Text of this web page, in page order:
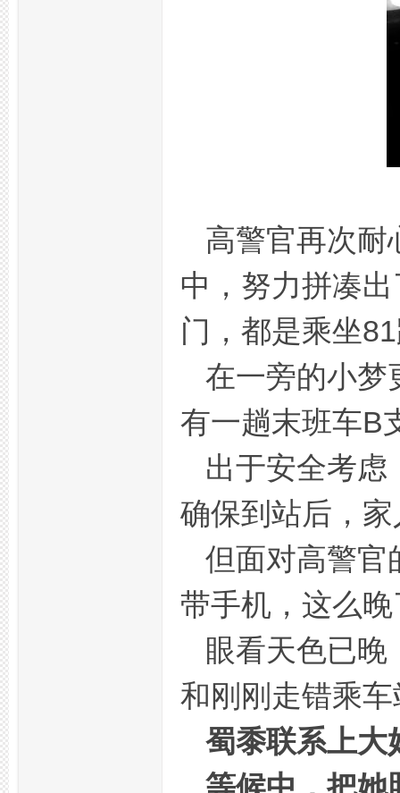
高警官再次耐
中，努力拼凑
门，都是乘坐
在一旁的小梦
有一趟末班车B
出于安全考虑
确保到站后，
但面对高警官
带手机，这么
眼看天色已
和刚刚走错乘
蜀黍联系上大